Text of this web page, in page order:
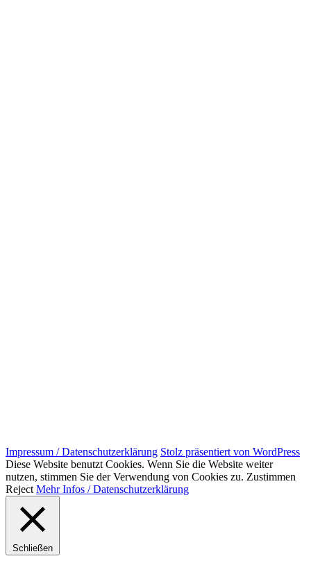
Impressum / Datenschutzerklärung Stolz präsentiert von WordPress
Diese Website benutzt Cookies. Wenn Sie die Website weiter
nutzen, stimmen Sie der Verwendung von Cookies zu. Zustimmen
Reject Mehr Infos / Datenschutzerklärung
Schließen